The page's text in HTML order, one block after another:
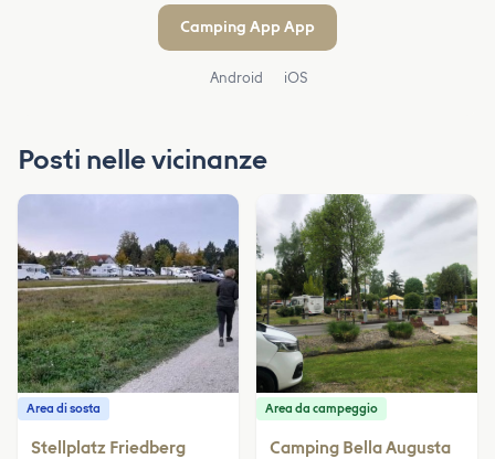
Camping App App
Android iOS
Posti nelle vicinanze
Area di sosta
Stellplatz Friedberg
Area da campeggio
Camping Bella Augusta